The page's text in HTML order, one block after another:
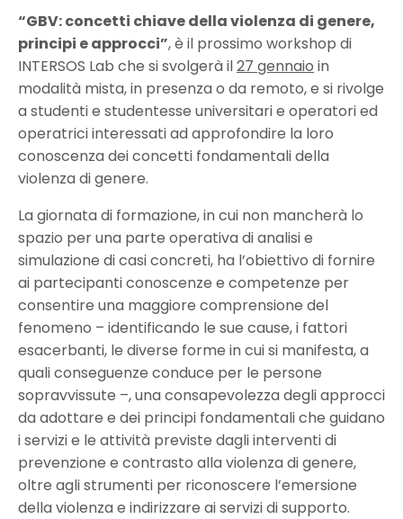
“GBV: concetti chiave della violenza di genere,
principi e approcci”, è il prossimo workshop di
INTERSOS Lab che si svolgerà il27 gennaio in
modalità mista, in presenza o da remoto, e si rivolge
a studenti e studentesse universitari e operatori ed
operatrici interessati ad approfondire la loro
conoscenza dei concetti fondamentali della
violenza di genere.
La giornata di formazione, in cui non mancherà lo
spazio per una parte operativa di analisi e
simulazione di casi concreti, ha l’obiettivo di fornire
ai partecipanti conoscenze e competenze per
consentire una maggiore comprensione del
fenomeno – identificando le sue cause, i fattori
esacerbanti, le diverse forme in cui si manifesta, a
quali conseguenze conduce per le persone
sopravvissute –, una consapevolezza degli approcci
da adottare e dei principi fondamentali che guidano
i servizi e le attività previste dagli interventi di
prevenzione e contrasto alla violenza di genere,
oltre agli strumenti per riconoscere l’emersione
della violenza e indirizzare ai servizi di supporto.